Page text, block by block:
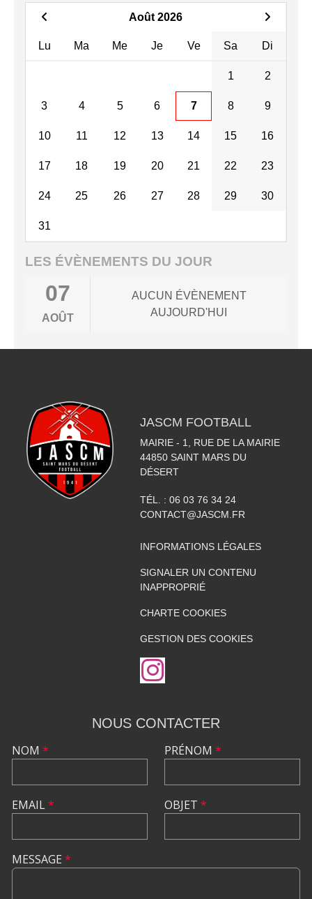
Août 2026
Lu Ma Me Je Ve Sa Di
1 2
3 4 5 6 7 8 9
10 11 12 13 14 15 16
17 18 19 20 21 22 23
24 25 26 27 28 29 30
31
LES ÉVÈNEMENTS DU JOUR
07
AOÛT
AUCUN ÉVÈNEMENT
AUJOURD'HUI
JASCM FOOTBALL
MAIRIE - 1, RUE DE LA MAIRIE
44850 SAINT MARS DU
DÉSERT
TÉL. : 06 03 76 34 24
CONTACT@JASCM.FR
INFORMATIONS LÉGALES
SIGNALER UN CONTENU
INAPPROPRIÉ
CHARTE COOKIES
GESTION DES COOKIES
NOUS CONTACTER
NOM *
EMAIL*
PRÉNOM *
OBJET *
MESSAGE *